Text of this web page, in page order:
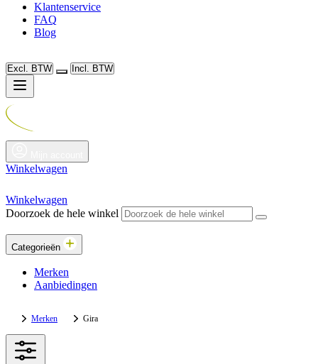
Klantenservice
FAQ
Blog
Excl. BTW Incl. BTW
Winkelwagen
Winkelwagen
Doorzoek de hele winkel
Categorieën
Merken
Aanbiedingen
Merken Gira